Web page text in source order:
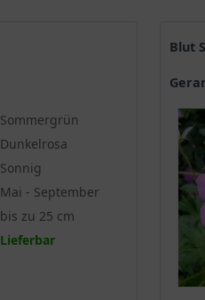
Sommergrün
Dunkelrosa
Sonnig
Mai - September
bis zu 25 cm
Lieferbar